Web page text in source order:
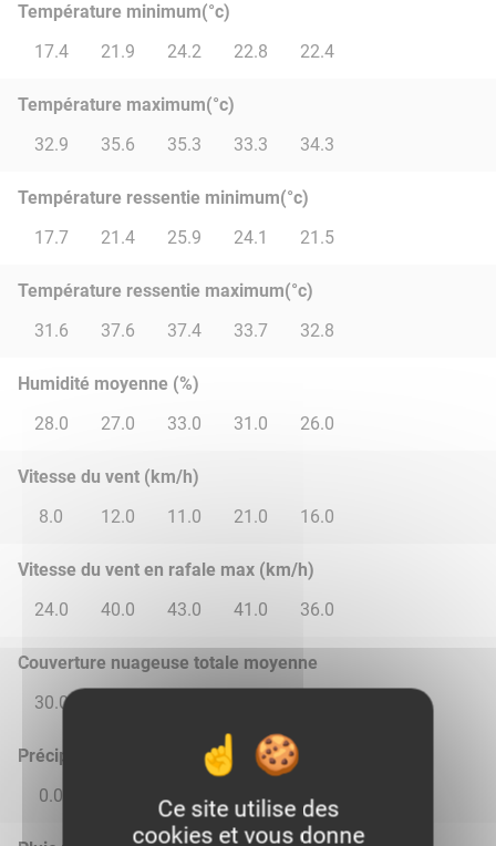
Température minimum(°c)
17.4
21.9 24.2 22.8 22.4
Température maximum(°c)
32.9
35.6 35.3 33.3 34.3
Température ressentie minimum(°c)
17.7
21.4 25.9 24.1 21.5
Température ressentie maximum(°c)
31.6
37.6 37.4 33.7 32.8
Humidité moyenne (%)
28.0
27.0 33.0 31.0 26.0
Vitesse du vent (km/h)
8.0
12.0 11.0 21.0 16.0
Vitesse du vent en rafale max (km/h)
24.0
40.0 43.0 41.0 36.0
Couverture nuageuse totale moyenne
30.0
Précipitations
0.0
0.0 0.0
Ce site utilise des
cookies et vous donne